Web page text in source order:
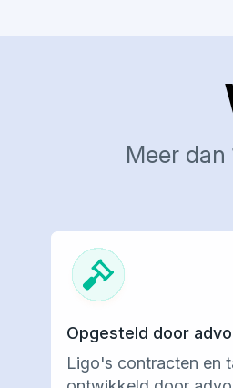
Meer
Opgesteld door
Ligo's contracten en